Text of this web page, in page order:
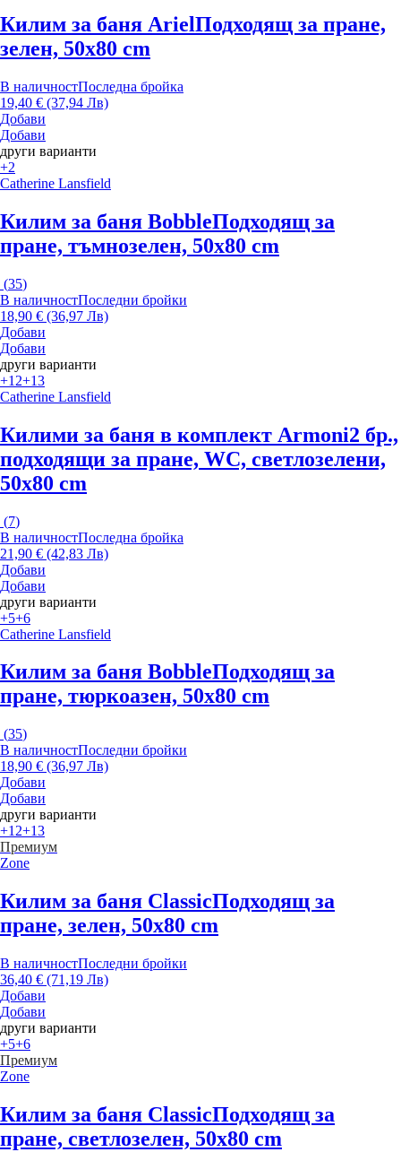
Килим за баня ArielПодходящ за пране,
зелен, 50x80 cm
В наличностПоследна бройка
19,40 € (37,94 Лв)
Добави
Добави
други варианти
+2
Catherine Lansfield
Килим за баня BobbleПодходящ за
пране, тъмнозелен, 50x80 cm
(35)
В наличностПоследни бройки
18,90 € (36,97 Лв)
Добави
Добави
други варианти
+12+13
Catherine Lansfield
Килими за баня в комплект Armoni2 бр.,
подходящи за пране, WC, светлозелени,
50x80 cm
(7)
В наличностПоследна бройка
21,90 € (42,83 Лв)
Добави
Добави
други варианти
+5+6
Catherine Lansfield
Килим за баня BobbleПодходящ за
пране, тюркоазен, 50x80 cm
(35)
В наличностПоследни бройки
18,90 € (36,97 Лв)
Добави
Добави
други варианти
+12+13
Премиум
Zone
Килим за баня ClassicПодходящ за
пране, зелен, 50x80 cm
В наличностПоследни бройки
36,40 € (71,19 Лв)
Добави
Добави
други варианти
+5+6
Премиум
Zone
Килим за баня ClassicПодходящ за
пране, светлозелен, 50x80 cm